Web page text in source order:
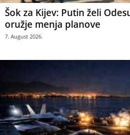
Šok za Kijev: Putin želi
oružje menja planove
7. August 2026.